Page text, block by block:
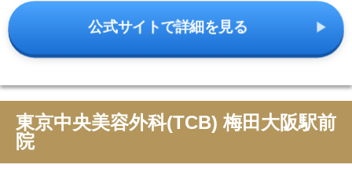
公式サイトで詳細を見る
東京中央美容外科(TCB) 梅田大阪駅前
院